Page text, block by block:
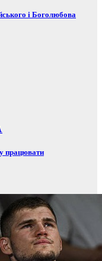
і Боголюбова
працювати